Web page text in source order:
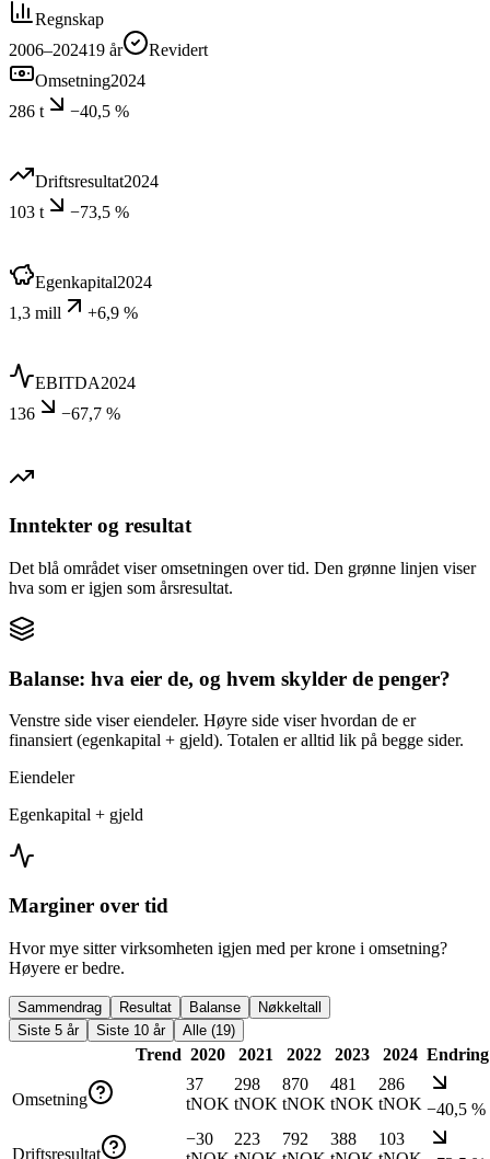
Regnskap
2006–202419 år
Revidert
Omsetning2024
286 t
−40,5 %
Driftsresultat2024
103 t
−73,5 %
Egenkapital2024
1,3 mill
+6,9 %
EBITDA2024
136
−67,7 %
Inntekter og resultat
Det blå området viser omsetningen over tid. Den grønne linjen viser
hva som er igjen som årsresultat.
Balanse: hva eier de, og hvem skylder de penger?
Venstre side viser eiendeler. Høyre side viser hvordan de er
finansiert (egenkapital + gjeld). Totalen er alltid lik på begge sider.
Eiendeler
Egenkapital + gjeld
Marginer over tid
Hvor mye sitter virksomheten igjen med per krone i omsetning?
Høyere er bedre.
Sammendrag Resultat Balanse
Nøkkeltall
Siste 5 år
Siste 10 år Alle (19)
Trend 2020 2021 2022 2023 2024 Endring
Omsetning
37
tNOK
298
tNOK
870
tNOK
481
tNOK
286
tNOK −40,5 %
Driftsresultat
−30
223
792
388
103